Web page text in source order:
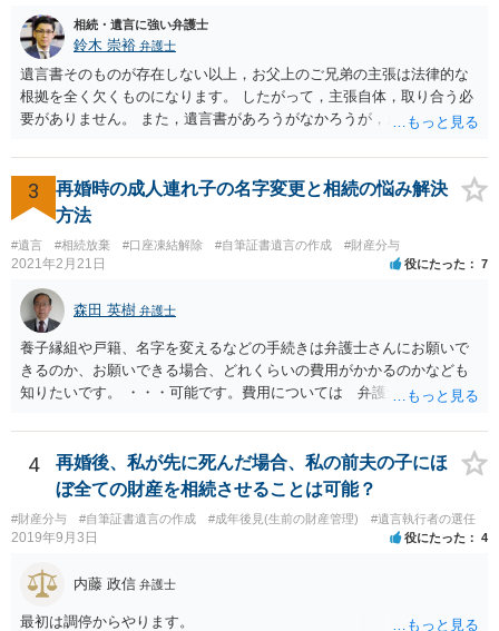
相続・遺言に強い弁護士
鈴木 崇裕 弁護士
遺言書そのものが存在しない以上，お父上のご兄弟の主張は法律的な
根拠を全く欠くものになります。 したがって，主張自体，取り合う必
要がありません。 また，遺言書があろうがなかろうが，お父上のご兄
ご回答にもありますが， 代理人弁護士をたてて，その弁護士から相手
方に対して， ・相続に関する主張は法的根拠がなく，一切応じないこ
と ・今後一切の連絡をしてこないでほしいこと ・連絡を継続してくる
ようであれば警察への通報や法的措置も辞さないこと などを記載した
書面を発送してもらうことがよろしいように思います。
3
再婚時の成人連れ子の名字変更と相続の悩み解決
方法
#遺言 #相続放棄 #口座凍結解除 #自筆証書遺言の作成 #財産分与
2021年2月21日 役にたった 7
森田 英樹 弁護士
養子縁組や戸籍、名字を変えるなどの手続きは弁護士さんにお願いで
きるのか、お願いできる場合、どれくらいの費用がかかるのかなども
知りたいです。 ・・・可能です。費用については 弁護士と直接面談
ています。 やはり、成人した子のことまでごちゃごちゃ考えず、自分
の事だけ考えるべきなのでしょうか ・・・お子さんの事をまで含め良
い解決案があればお悩みになるのは当然と言えば当然のことです。 彼
と親子関係を結びたいと思っているが、名字は変えたくない・・・養
子縁組の必要があり 氏も変更することになります。 しかし 彼は成人
しているとは言え、自分の子と私の連れ子、全て平等にしたいと希
望。もちろん私もそうできればと思います。 ・・・婚姻前の契約 あ
るいは 遺言書などで その意思を実現する方法はあります。 弁護
士に相談してみてください。
4
再婚後、私が先に死んだ場合、私の前夫の子にほ
ぼ全ての財産を相続させることは可能？
#財産分与 #自筆証書遺言の作成 #成年後見(生前の財産管理) #遺言執行者の選任
2019年9月3日 役にたった 4
内藤 政信 弁護士
最初は調停からやります。